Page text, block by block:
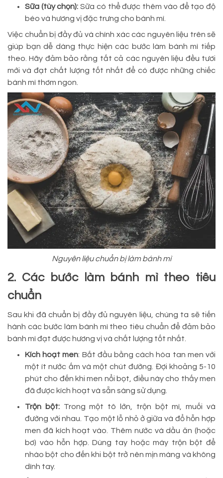
Sữa (tùy chọn): Sữa có thể được thêm vào để tạo độ
béo và hương vị đặc trưng cho bánh mì.
Việc chuẩn bị đầy đủ và chính xác các nguyên liệu trên sẽ
giúp bạn dễ dàng thực hiện các bước làm bánh mì tiếp
theo. Hãy đảm bảo rằng tất cả các nguyên liệu đều tươi
mới và đạt chất lượng tốt nhất để có được những chiếc
bánh mì thơm ngon.
Nguyên liệu chuẩn bị làm bánh mì
2. Các bước làm bánh mì theo tiêu
chuẩn
Sau khi đã chuẩn bị đầy đủ nguyên liệu, chúng ta sẽ tiến
hành các bước làm bánh mì theo tiêu chuẩn để đảm bảo
bánh mì đạt được hương vị và chất lượng tốt nhất.
Kích hoạt men: Bắt đầu bằng cách hòa tan men với
một ít nước ấm và một chút đường. Đợi khoảng 5-10
phút cho đến khi men nổi bọt, điều này cho thấy men
đã được kích hoạt và sẵn sàng sử dụng.
Trộn bột:Trong một tô lớn, trộn bột mì, muối và
đường với nhau. Tạo một lỗ nhỏ ở giữa và đổ hỗn hợp
men đã kích hoạt vào. Thêm nước và dầu ăn (hoặc
bơ) vào hỗn hợp. Dùng tay hoặc máy trộn bột để
nhào bột cho đến khi bột trở nên mịn màng và không
dính tay.